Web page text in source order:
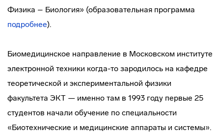
Физика – Биология» (образовательная программа
подробнее).
Биомедицинское направление в Московском институте
электронной техники когда-то зародилось на кафедре
теоретической и экспериментальной физики
факультета ЭКТ — именно там в 1993 году первые 25
студентов начали обучение по специальности
«Биотехнические и медицинские аппараты и системы».